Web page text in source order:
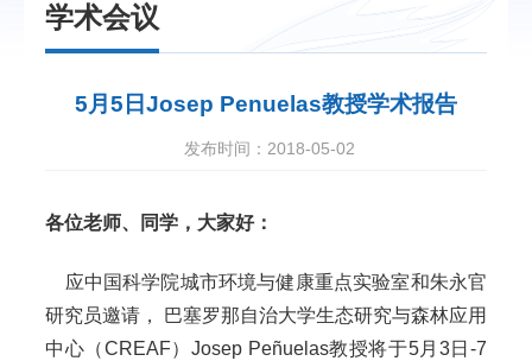
学术会议
5月5日Josep Penuelas教授学术报告
发布时间：2018-05-02
各位老师、同学，大家好：
应中国科学院城市环境与健康重点实验室和朱永官
研究员邀请， 巴塞罗那自治大学生态研究与森林应用
中心（CREAF）Josep Peñuelas教授将于5月3日-7